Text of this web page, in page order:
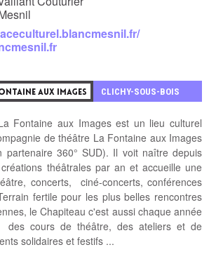
AUX IMAGES CLICHY-SOUS-BOIS
Fontaine aux Images est un lieu culturel
de théâtre La Fontaine aux Images
partenaire 360° SUD). Il voit naître depuis
théâtrales par an et accueille une
concerts, ciné-concerts, conférences
fertile pour les plus belles rencontres
le Chapiteau c'est aussi chaque année
des cours de théâtre, des ateliers et de
solidaires et festifs ...